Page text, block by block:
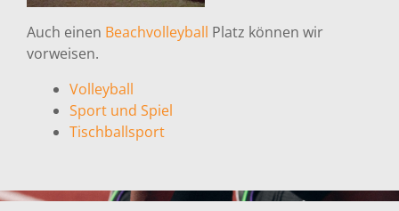
Auch einen Beachvolleyball Platz können wir
vorweisen.
Volleyball
Sport und Spiel
Tischballsport